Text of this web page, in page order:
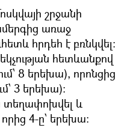
շրջանի
առաջ
հրդեհ է բռնկվել:
հետևանքով
8 երեխա), որոնցից
3 երեխա)։
տեղափոխվել և
4-ը՝ երեխա։